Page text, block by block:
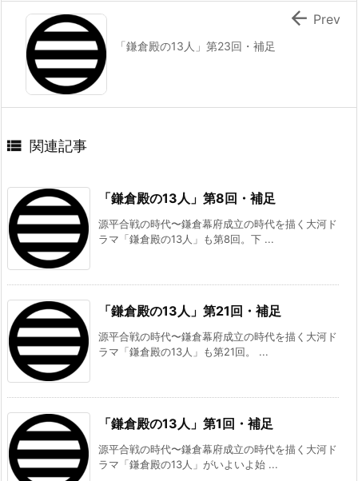
「鎌倉殿の13人」第23回・補足
 Prev
 関連記事
「鎌倉殿の13人」第8回・補足
源平合戦の時代〜鎌倉幕府成立の時代を描く大河ド
ラマ「鎌倉殿の13人」も第8回。下 ...
「鎌倉殿の13人」第21回・補足
源平合戦の時代〜鎌倉幕府成立の時代を描く大河ド
ラマ「鎌倉殿の13人」も第21回。 ...
「鎌倉殿の13人」第1回・補足
源平合戦の時代〜鎌倉幕府成立の時代を描く大河ド
ラマ「鎌倉殿の13人」がいよいよ始 ...